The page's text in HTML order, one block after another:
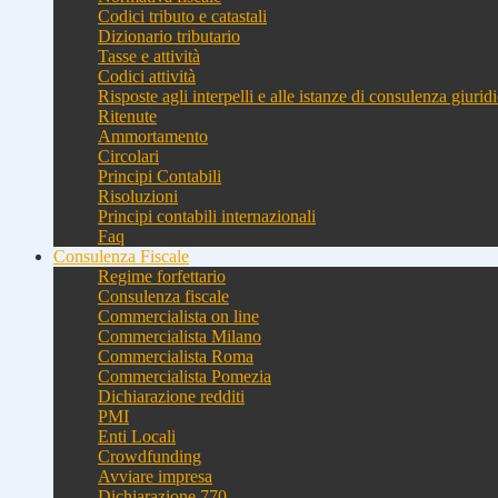
Codici tributo e catastali
Dizionario tributario
Tasse e attività
Codici attività
Risposte agli interpelli e alle istanze di consulenza
Ritenute
Ammortamento
Circolari
Principi Contabili
Risoluzioni
Principi contabili internazionali
Faq
Consulenza Fiscale
Regime forfettario
Consulenza fiscale
Commercialista on line
Commercialista Milano
Commercialista Roma
Commercialista Pomezia
Dichiarazione redditi
PMI
Enti Locali
Crowdfunding
Avviare impresa